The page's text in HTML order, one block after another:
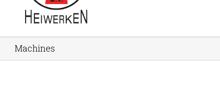
Machines